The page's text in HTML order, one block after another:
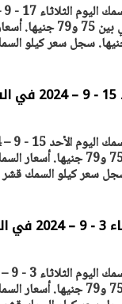
يتابع الإجراءات
الرئاسية بطرح
بالإيجار للمواطنين